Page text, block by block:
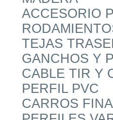
ACCESORIO
TEJAS
GANCHOS Y
CABLE TIR Y
PERFIL PVC
CARROS